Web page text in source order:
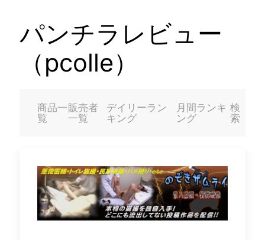
パンチラレビュー
（pcolle）
商品一
覧
販売者
一覧
デイリーラン
キング
月間ランキ
ング
検
索